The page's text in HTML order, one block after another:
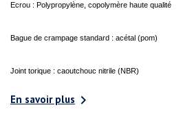
Ecrou : Polypropylène, copolymère haute qualité
Bague de crampage standard : acétal (pom)
Joint torique : caoutchouc nitrile (NBR)
En savoir plus 